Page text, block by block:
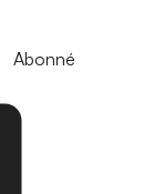
Abonné